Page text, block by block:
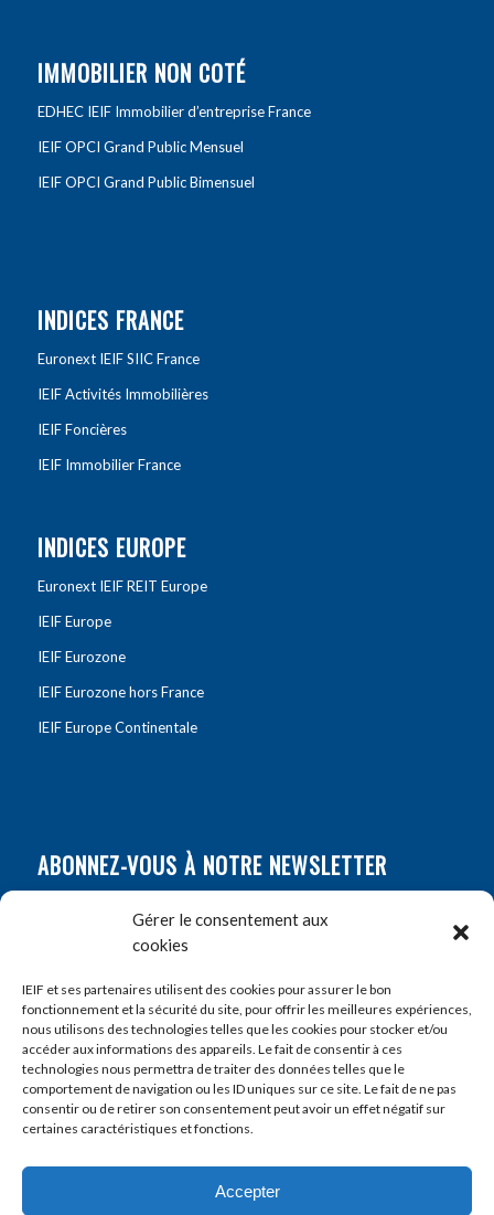
Gérer le consentement aux
cookies
IEIF et ses partenaires utilisent des cookies pour assurer le bon
fonctionnement et la sécurité du site, pour offrir les meilleures expériences,
nous utilisons des technologies telles que les cookies pour stocker et/ou
accéder aux informations des appareils. Le fait de consentir à ces
technologies nous permettra de traiter des données telles que le
comportement de navigation ou les ID uniques sur ce site. Le fait de ne pas
consentir ou de retirer son consentement peut avoir un effet négatif sur
certaines caractéristiques et fonctions.
Accepter
IMMOBILIER NON COTÉ
EDHEC IEIF Immobilier d’entreprise France
IEIF OPCI Grand Public Mensuel
IEIF OPCI Grand Public Bimensuel
INDICES FRANCE
Euronext IEIF SIIC France
IEIF Activités Immobilières
IEIF Foncières
IEIF Immobilier France
INDICES EUROPE
Euronext IEIF REIT Europe
IEIF Europe
IEIF Eurozone
IEIF Eurozone hors France
IEIF Europe Continentale
ABONNEZ-VOUS À NOTRE NEWSLETTER
Prénom*
E-mail*